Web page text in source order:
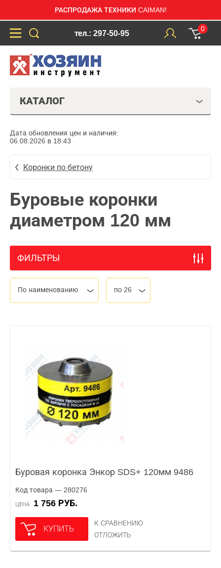
РАСПРОДАЖА ТЕХНИКИ CAIMAN!
тел.: 297-50-95
0
КАТАЛОГ
Дата обновления цен и наличия:
06.08.2026 в 18:43
Коронки по бетону
Буровые коронки
диаметром 120 мм
ФИЛЬТРЫ
По наименованию по 26
Буровая коронка Энкор SDS+ 120мм 9486
Код товара — 280276
ЦЕНА 1 756 РУБ.
КУПИТЬ
К СРАВНЕНИЮ
ОТЛОЖИТЬ